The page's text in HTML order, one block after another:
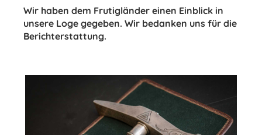
Wir haben dem Frutigländer einen Einblick in
unsere Loge gegeben. Wir bedanken uns für die
Berichterstattung.